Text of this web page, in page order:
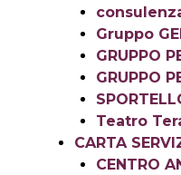
Gruppo
GRUPPO
GRUPPO
Teatro
CARTA
CENTRO